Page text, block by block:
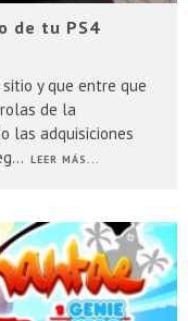
de tu PS4
y que entre que
de la
las adquisiciones
... LEER MÁS...